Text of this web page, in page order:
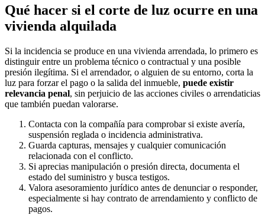
Qué hacer si el corte de luz ocurre en una
vivienda alquilada
Si la incidencia se produce en una vivienda arrendada, lo primero es
distinguir entre un problema técnico o contractual y una posible
presión ilegítima. Si el arrendador, o alguien de su entorno, corta la
luz para forzar el pago o la salida del inmueble, puede existir
relevancia penal, sin perjuicio de las acciones civiles o arrendaticias
que también puedan valorarse.
Contacta con la compañía para comprobar si existe avería,
suspensión reglada o incidencia administrativa.
Guarda capturas, mensajes y cualquier comunicación
relacionada con el conflicto.
Si aprecias manipulación o presión directa, documenta el
estado del suministro y busca testigos.
Valora asesoramiento jurídico antes de denunciar o responder,
especialmente si hay contrato de arrendamiento y conflicto de
pagos.